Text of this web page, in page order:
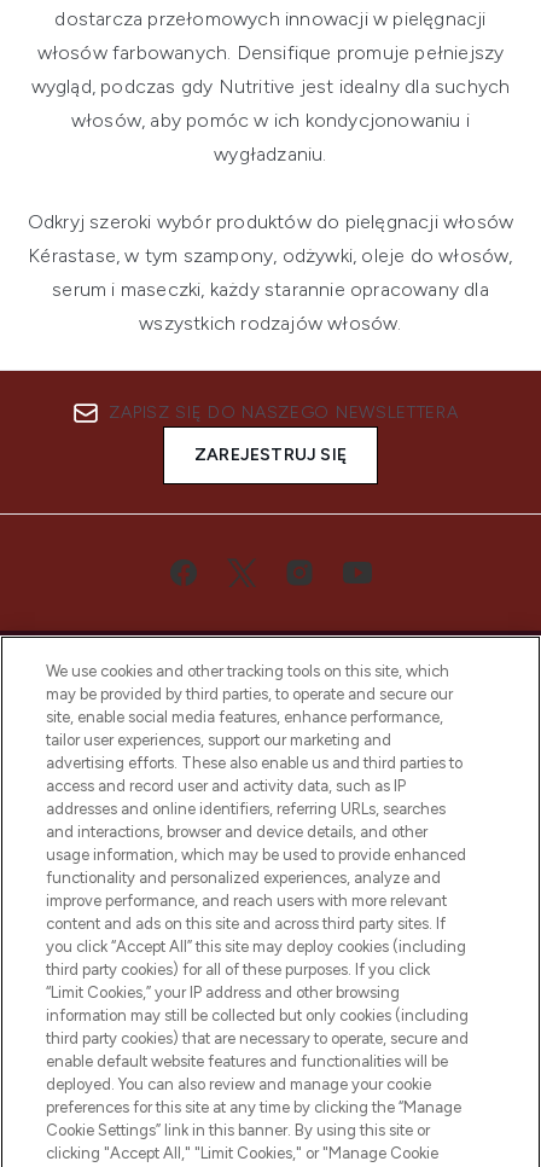
dostarcza przełomowych innowacji w pielęgnacji
włosów farbowanych. Densifique promuje pełniejszy
wygląd, podczas gdy Nutritive jest idealny dla suchych
włosów, aby pomóc w ich kondycjonowaniu i
wygładzaniu.
Odkryj szeroki wybór produktów do pielęgnacji włosów
Kérastase, w tym szampony, odżywki, oleje do włosów,
serum i maseczki, każdy starannie opracowany dla
wszystkich rodzajów włosów.
ZAPISZ SIĘ DO NASZEGO NEWSLETTERA
ZAREJESTRUJ SIĘ
Bądź pierwszą osobą, która dowie się o
najnowszych produktach, od niszowych i
uznanych marek, sezonowych trendach i
otrzyma ekskluzywne artykuły redakcyjne
z Sunday Supplement.
Zgoda na pliki cookie
Do Not Sell or Share My Personal
Information
POMOC & INFORMACJE
WAŻNE INFORMACJE
O LOOKFANTASTIC
We use cookies and other tracking tools on this site, which
may be provided by third parties, to operate and secure our
site, enable social media features, enhance performance,
tailor user experiences, support our marketing and
advertising efforts. These also enable us and third parties to
access and record user and activity data, such as IP
addresses and online identifiers, referring URLs, searches
and interactions, browser and device details, and other
usage information, which may be used to provide enhanced
functionality and personalized experiences, analyze and
improve performance, and reach users with more relevant
content and ads on this site and across third party sites. If
you click “Accept All” this site may deploy cookies (including
third party cookies) for all of these purposes. If you click
“Limit Cookies,” your IP address and other browsing
information may still be collected but only cookies (including
third party cookies) that are necessary to operate, secure and
enable default website features and functionalities will be
deployed. You can also review and manage your cookie
preferences for this site at any time by clicking the “Manage
Cookie Settings” link in this banner. By using this site or
clicking "Accept All," "Limit Cookies," or "Manage Cookie